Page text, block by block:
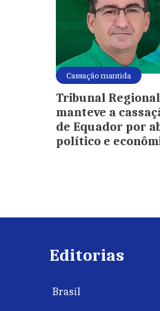
Cassação mantida
Tribunal
manteve a
de Equador por
político e
Editorias
Brasil